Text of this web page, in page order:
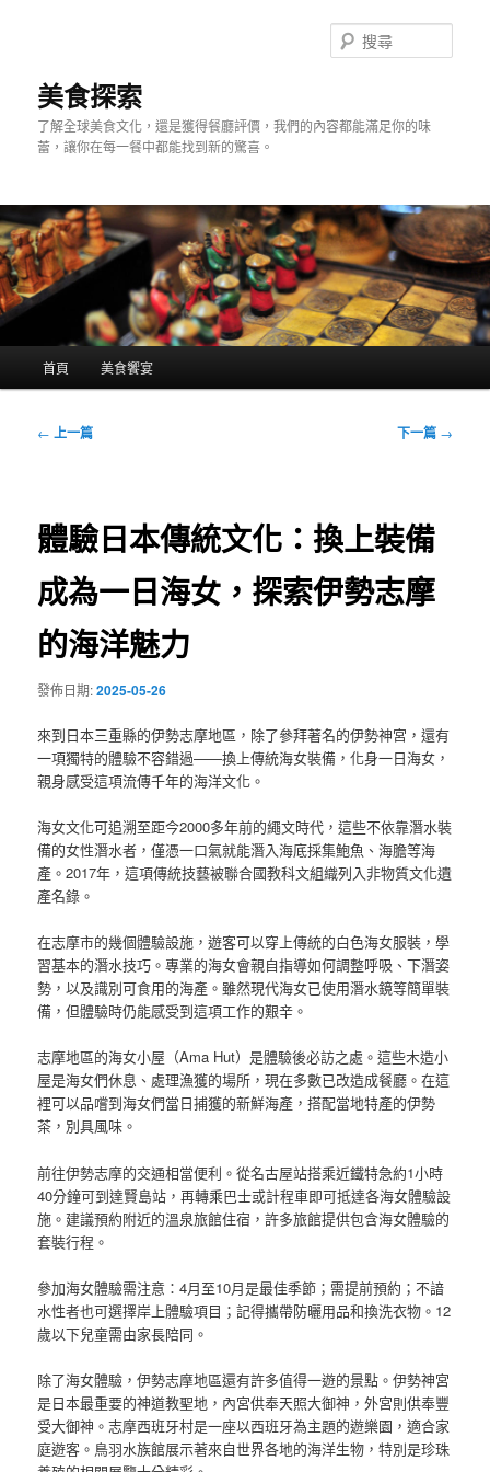
美食探索
了解全球美食文化，還是獲得餐廳評價，我們的內容都能滿足你的味
蕾，讓你在每一餐中都能找到新的驚喜。
尋
首頁 美食饗宴
文
← 上一篇 下一篇 →
體驗日本傳統文化：換上裝備
成為一日海女，探索伊勢志摩
的海洋魅力
發佈日期:2025-05-26
來到日本三重縣的伊勢志摩地區，除了參拜著名的伊勢神宮，還有
一項獨特的體驗不容錯過——換上傳統海女裝備，化身一日海女，
親身感受這項流傳千年的海洋文化。
海女文化可追溯至距今2000多年前的繩文時代，這些不依靠潛水裝
備的女性潛水者，僅憑一口氣就能潛入海底採集鮑魚、海膽等海
產。2017年，這項傳統技藝被聯合國教科文組織列入非物質文化遺
產名錄。
在志摩市的幾個體驗設施，遊客可以穿上傳統的白色海女服裝，學
習基本的潛水技巧。專業的海女會親自指導如何調整呼吸、下潛姿
勢，以及識別可食用的海產。雖然現代海女已使用潛水鏡等簡單裝
備，但體驗時仍能感受到這項工作的艱辛。
志摩地區的海女小屋（Ama Hut）是體驗後必訪之處。這些木造小
屋是海女們休息、處理漁獲的場所，現在多數已改造成餐廳。在這
裡可以品嚐到海女們當日捕獲的新鮮海產，搭配當地特產的伊勢
茶，別具風味。
前往伊勢志摩的交通相當便利。從名古屋站搭乘近鐵特急約1小時
40分鐘可到達賢島站，再轉乘巴士或計程車即可抵達各海女體驗設
施。建議預約附近的溫泉旅館住宿，許多旅館提供包含海女體驗的
套裝行程。
參加海女體驗需注意：4月至10月是最佳季節；需提前預約；不諳
水性者也可選擇岸上體驗項目；記得攜帶防曬用品和換洗衣物。12
歲以下兒童需由家長陪同。
除了海女體驗，伊勢志摩地區還有許多值得一遊的景點。伊勢神宮
是日本最重要的神道教聖地，內宮供奉天照大御神，外宮則供奉豐
受大御神。志摩西班牙村是一座以西班牙為主題的遊樂園，適合家
庭遊客。鳥羽水族館展示著來自世界各地的海洋生物，特別是珍珠